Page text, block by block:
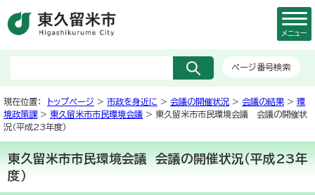
ページ番号検索
メニュー
現在位置： トップページ > 市政を身近に > 会議の開催状況 > 会議の結果 > 環
境政策課> 東久留米市市民環境会議 > 東久留米市市民環境会議 会議の開催状
況（平成23年度）
東久留米市市民環境会議 会議の開催状況（平成23年
度）